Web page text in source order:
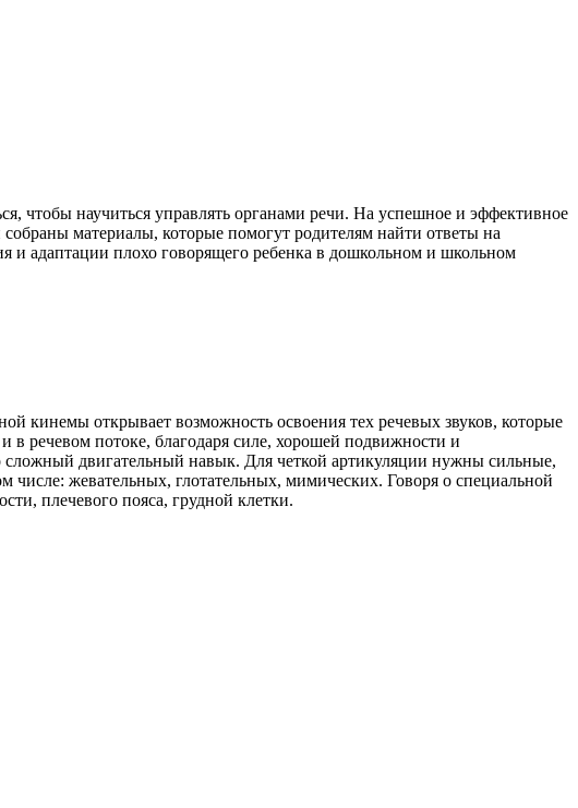
чтобы научиться управлять органами речи. На успешное и эффективное
материалы, которые помогут родителям найти ответы на
адаптации плохо говорящего ребенка в дошкольном и школьном
кинемы открывает возможность освоения тех речевых звуков, которые
в речевом потоке, благодаря силе, хорошей подвижности и
двигательный навык. Для четкой артикуляции нужны сильные,
жевательных, глотательных, мимических. Говоря о специальной
плечевого пояса, грудной клетки.